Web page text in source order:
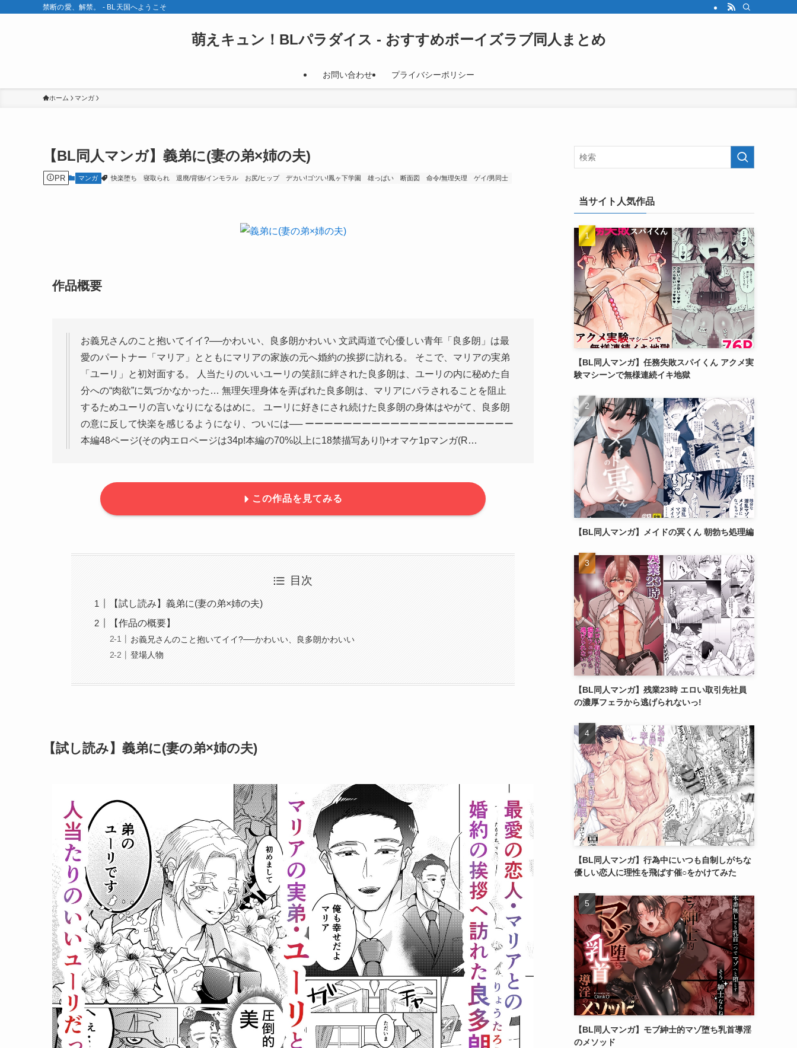
禁断の愛、解禁。 - BL天国へようこそ
萌えキュン！BLパラダイス - おすすめボーイズラブ同人まとめ
お問い合わせ プライバシーポリシー
ホーム マンガ
【BL同人マンガ】義弟に(妻の弟×姉の夫)
PR マンガ 快楽堕ち 寝取られ 退廃/背徳/インモラル お尻/ヒップ デカい!ゴツい!鳳ヶ下学園 雄っぱい 断面図 命令/無理矢理 ゲイ/男同士
作品概要
お義兄さんのこと抱いてイイ?──かわいい、良多朗かわいい 文武両道で心優しい青年「良多朗」は最
愛のパートナー「マリア」とともにマリアの家族の元へ婚約の挨拶に訪れる。 そこで、マリアの実弟
「ユーリ」と初対面する。 人当たりのいいユーリの笑顔に絆された良多朗は、ユーリの内に秘めた自
分への“肉欲”に気づかなかった… 無理矢理身体を弄ばれた良多朗は、マリアにバラされることを阻止
するためユーリの言いなりになるはめに。 ユーリに好きにされ続けた良多朗の身体はやがて、良多朗
の意に反して快楽を感じるようになり、ついには── ーーーーーーーーーーーーーーーーーーーーーー
本編48ページ(その内エロページは34p!本編の70%以上に18禁描写あり!)+オマケ1pマンガ(R…
この作品を見てみる
目次
【試し読み】義弟に(妻の弟×姉の夫)
【作品の概要】
お義兄さんのこと抱いてイイ?──かわいい、良多朗かわいい
登場人物
【試し読み】義弟に(妻の弟×姉の夫)
当サイト人気作品
【BL同人マンガ】任務失敗スパイくん アクメ実
験マシーンで無様連続イキ地獄
【BL同人マンガ】メイドの冥くん 朝勃ち処理編
【BL同人マンガ】残業23時 エロい取引先社員
の濃厚フェラから逃げられないっ!
【BL同人マンガ】行為中にいつも自制しがちな
優しい恋人に理性を飛ばす催○をかけてみた
【BL同人マンガ】モブ紳士的マゾ堕ち乳首導淫
のメソッド